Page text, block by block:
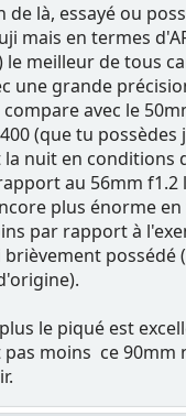
de là, essayé ou
mais en termes
le meilleur de tous
une grande
avec le
(que tu possèdes
la nuit en conditions
au 56mm f1.2
plus énorme
par rapport à
brièvement possédé
le piqué est
pas moins ce 90mm